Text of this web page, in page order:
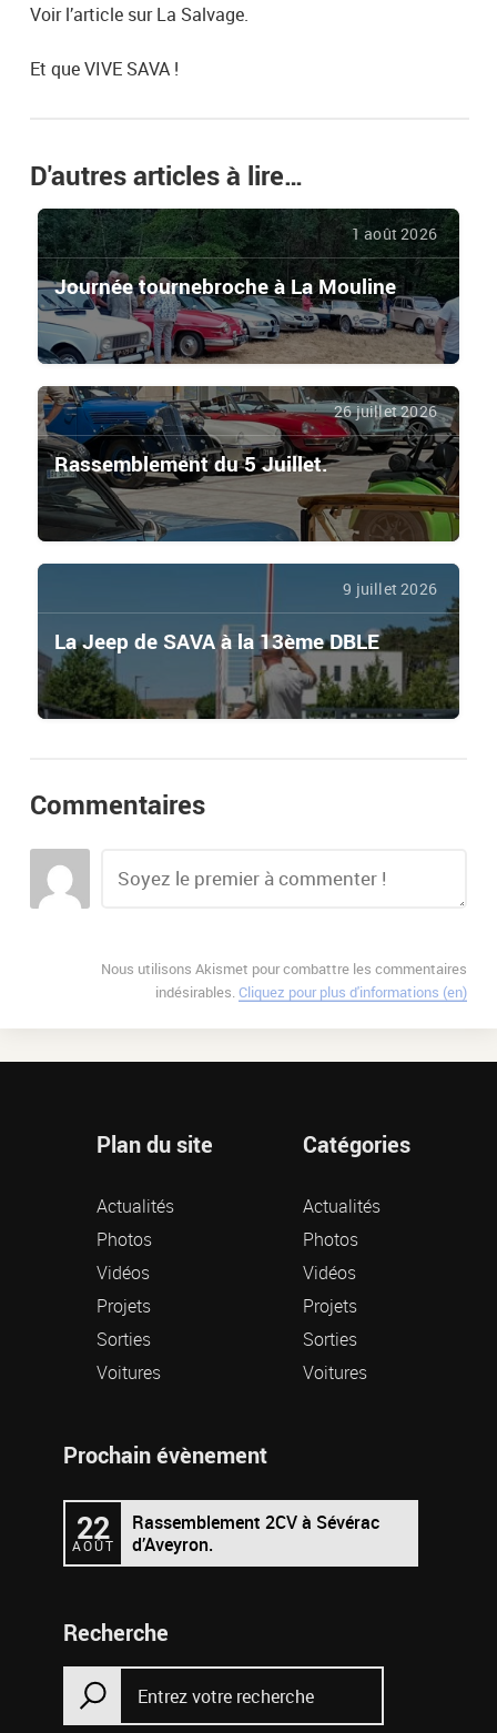
Voir l’article sur La Salvage.
Et que VIVE SAVA !
D'autres articles à lire…
1 août 2026
Journée tournebroche à La Mouline
26 juillet 2026
Rassemblement du 5 Juillet.
9 juillet 2026
La Jeep de SAVA à la 13ème DBLE
Commentaires
Nous utilisons Akismet pour combattre les commentaires
indésirables.Cliquez pour plus d'informations (en)
Plan du site
Actualités
Photos
Vidéos
Projets
Sorties
Voitures
Catégories
Actualités
Photos
Vidéos
Projets
Sorties
Voitures
Prochain évènement
22
AOÛT
Rassemblement 2CV à Sévérac
d’Aveyron.
Recherche